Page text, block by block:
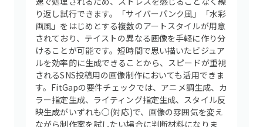
り返し試行できます。「サイバーパンク風」「水彩
画風」をはじめとする複数のアートスタイルが用意
されており、テイストの異なる画像を手軽に作り分
けることが可能です。短時間で思い描いたビジュア
ルを効率的に生成できることから、スピードが重視
されるSNS投稿用の画像制作においても活用できま
す。FitGapの要件チェックでは、アニメ調生成、カ
ラー指定生成、ライティング指定生成、スタイル反
映生成がいずれも○(対応)で、画像の雰囲気を変え
ながら制作案を試したい場合に判断材料になりま